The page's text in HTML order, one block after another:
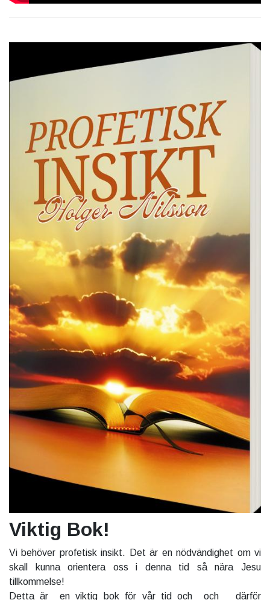
Viktig Bok!
Vi behöver profetisk insikt. Det är en nödvändighet om vi
skall kunna orientera oss i denna tid så nära Jesu
tillkommelse!
Detta är en viktig bok för vår tid och och därför